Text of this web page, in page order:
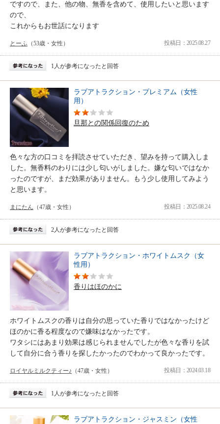
ですので、また、他の物、無香を含めて、使用したいと思います
ので、
これからもお世話になります
とーふ （53歳・女性） 投稿日：2025.08.27
1人が参考になったと回答
ラブアトラクション・プレミアム（女性
用）
旦那との関係回復のため
色々な方の口コミを拝読させていただき、望みを持って購入しま
した。無香料のわりには少し匂いがしました。嫌な匂いではなか
ったのですが、まだ効果がありません。もう少し使用してみよう
と思います。
まにたん （47歳・女性） 投稿日：2025.08.24
2人が参考になったと回答
ラブアトラクション・ホワイトムスク（女
性用）
香りはほのかに
ホワイトムスクの香りは自分の思っていた香りではなかったけど
ほのかに香る程度なので嫌味はなかったです。
ワタシにはあまり効果は感じられませんでしたが色々な香りを試
して自分に合う香りを探したかったのでわかって良かったです。
ロイヤルミルクティー♪ （47歳・女性） 投稿日：2024.03.18
1人が参考になったと回答
ラブアトラクション・ジャスミン（女性